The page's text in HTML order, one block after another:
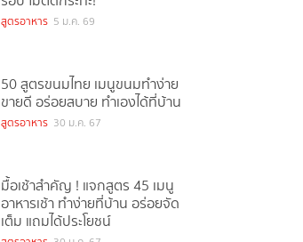
สูตรอาหาร 5 ม.ค. 69
50 สูตรขนมไทย เมนูขนมทำง่าย
ขายดี อร่อยสบาย ทำเองได้ที่บ้าน
สูตรอาหาร 30 ม.ค. 67
มื้อเช้าสำคัญ ! แจกสูตร 45 เมนู
อาหารเช้า ทำง่ายที่บ้าน อร่อยจัด
เต็ม แถมได้ประโยชน์